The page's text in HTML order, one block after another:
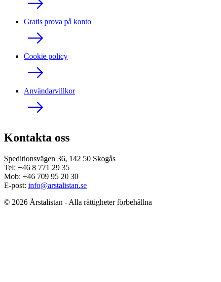
Gratis prova på konto
Cookie policy
Användarvillkor
Kontakta oss
Speditionsvägen 36, 142 50 Skogås
Tel: +46 8 771 29 35
Mob: +46 709 95 20 30
E-post: info@arstalistan.se
© 2026 Årstalistan - Alla rättigheter förbehållna